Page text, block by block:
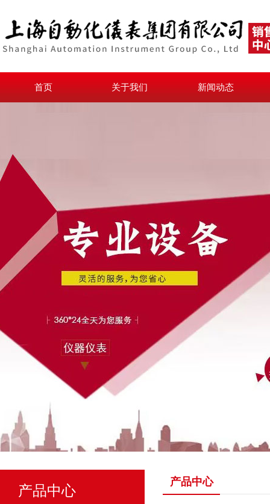
首页 关于我们 新闻动态
产品中心
产品中心